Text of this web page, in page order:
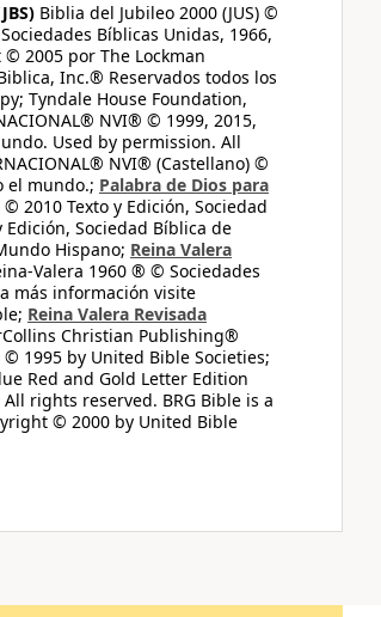
Biblia del Jubileo 2000 (JUS) ©
Bíblicas Unidas, 1966,
2005 por The Lockman
Inc.® Reservados todos los
Tyndale House Foundation,
NVI® © 1999, 2015,
Used by permission. All
NVI® (Castellano) ©
el mundo.; Palabra de Dios para
2010 Texto y Edición, Sociedad
Sociedad Bíblica de
Hispano; Reina Valera
Valera 1960 ® © Sociedades
más información visite
Reina Valera Revisada
Christian Publishing®
1995 by United Bible Societies;
Red and Gold Letter Edition
rights reserved. BRG Bible is a
© 2000 by United Bible